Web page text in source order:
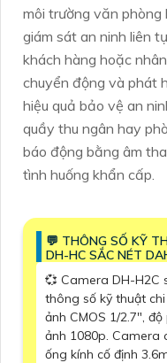
môi trường văn phòng
giám sát an ninh liên
khách hàng hoặc
chuyển động và phát
hiệu quả bảo vệ an
quầy thu ngân hay
báo động bằng âm
tình huống khẩn cấp.
️💬 THÔNG SỐ KỸ
DH-HC SẮC NÉT
💞 Camera DH-H2C
thông số kỹ thuật
ảnh CMOS 1/2.7",
ảnh 1080p. Camera
ống kính cố định